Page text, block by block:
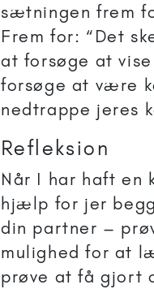
sætningen frem
Frem for: “Det
at forsøge at
forsøge at være
nedtrappe jeres
Refleksion
Når I har haft en
hjælp for jer
din partner –
mulighed for at
prøve at få gjort